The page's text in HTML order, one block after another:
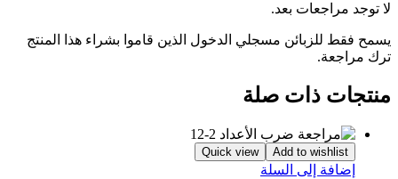
لا توجد مراجعات بعد.
يسمح فقط للزبائن مسجلي الدخول الذين قاموا بشراء هذا المنتج
ترك مراجعة.
منتجات ذات صلة
Add to wishlist
Quick view
إضافة إلى السلة